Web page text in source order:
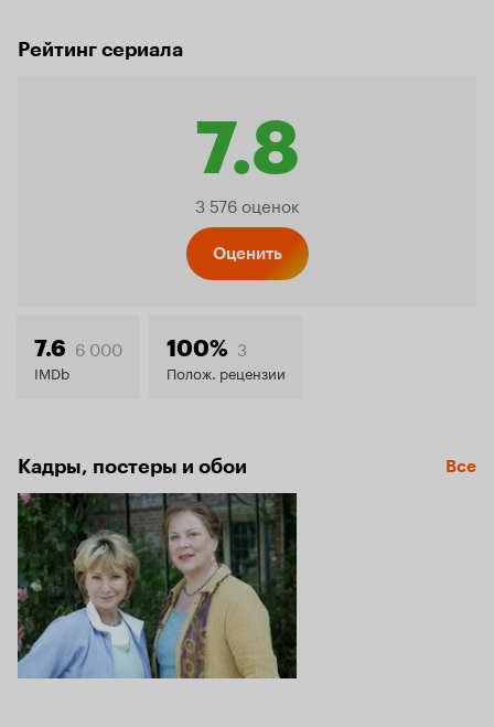
Рейтинг сериала
7.8
Рейтинг
7.8
3 576 оценок
Оценить
7.6 6 000
IMDb
100% 3
Полож. рецензии
Кадры, постеры и обои Все